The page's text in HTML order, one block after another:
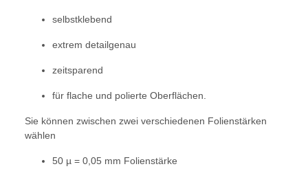
selbstklebend
extrem detailgenau
zeitsparend
für flache und polierte Oberflächen.
Sie können zwischen zwei verschiedenen Folienstärken
wählen
50 µ = 0,05 mm Folienstärke